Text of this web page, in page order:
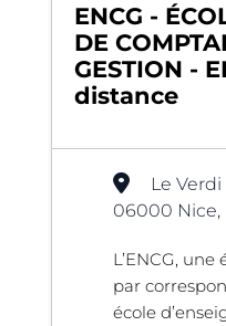
ENCG -
DE
GESTION -
distance
Le
06000 Nice,
L’ENCG,
par
école